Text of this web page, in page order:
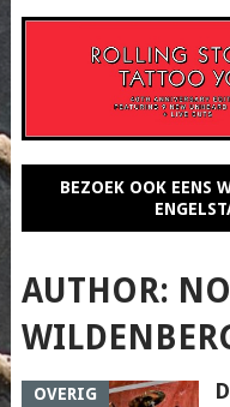
BEZOEK OOK EENS
AUTHOR:
OVERIG